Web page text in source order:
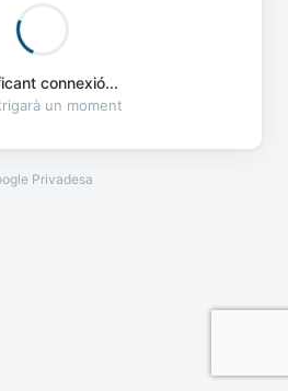
connexió...
un moment
Privadesa